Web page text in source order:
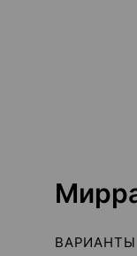
ВАРИАНТЫ